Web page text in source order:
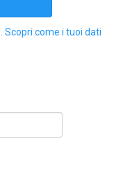
Scopri come i tuoi dati